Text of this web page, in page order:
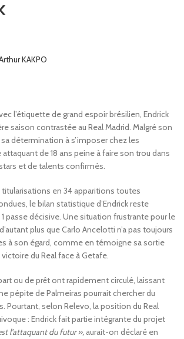
KAKPO
l’étiquette de grand espoir brésilien, Endrick
saison contrastée au Real Madrid. Malgré son
détermination à s’imposer chez les
attaquant de 18 ans peine à faire son trou dans
et de talents confirmés.
en 34 apparitions toutes
le bilan statistique d’Endrick reste
passe décisive. Une situation frustrante pour le
plus que Carlo Ancelotti n’a pas toujours
à son égard, comme en témoigne sa sortie
du Real face à Getafe.
ou de prêt ont rapidement circulé, laissant
pépite de Palmeiras pourrait chercher du
Pourtant, selon Relevo, la position du Real
: Endrick fait partie intégrante du projet
l’attaquant du futur », aurait-on déclaré en